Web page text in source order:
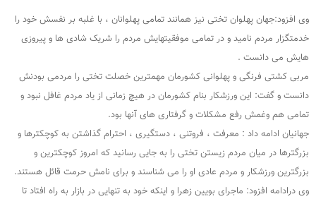
وی افزود:جهان پهلوان تختی نیز همانند تمامی پهلوانان ، با غلبه بر نفسش خود را
خدمتگزار مردم نامید و در تمامی موفقیتهایش مردم را شریک شادی ها و پیروزی
هایش می دانست .
مربی کشتی فرنگی و پهلوانی کشورمان مهمترین خصلت تختی را مردمی بودنش
دانست و گفت: این ورزشکار بنام کشورمان در هیچ زمانی از یاد مردم غافل نبود و
تمامی هم وغمش رفع مشکلات و گرفتاری های آنها بود.
جهانیان ادامه داد : معرفت ، فروتنی ، دستگیری ، احترام گذاشتن به کوچکترها و
بزرگترها در میان مردم زیستن تختی را به جایی رسانید که امروز کوچکترین و
بزرگترین ورزشکار و مردم عادی او را می شناسند و برای نامش حرمت قائل هستند.
وی درادامه افزود: ماجرای بویین زهرا و اینکه خود به تنهایی در بازار به راه افتاد تا